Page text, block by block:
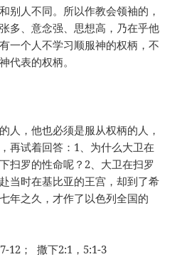
别人不同。所以作教会领袖的，
多、意念强、思想高，乃在乎他
一个人不学习顺服神的权柄，不
代表的权柄。
人，他也必须是服从权柄的人，
再试着回答：1、为什么大卫在
扫罗的性命呢？2、大卫在扫罗
当时在基比亚的王宫，却到了希
年之久，才作了以色列全国的
12； 撒下2:1，5:1-3